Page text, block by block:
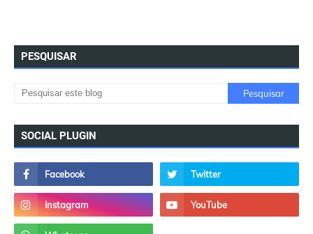
PESQUISAR
SOCIAL PLUGIN